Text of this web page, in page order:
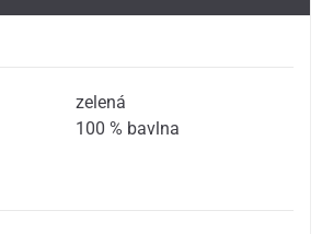
zelená
100 % bavlna